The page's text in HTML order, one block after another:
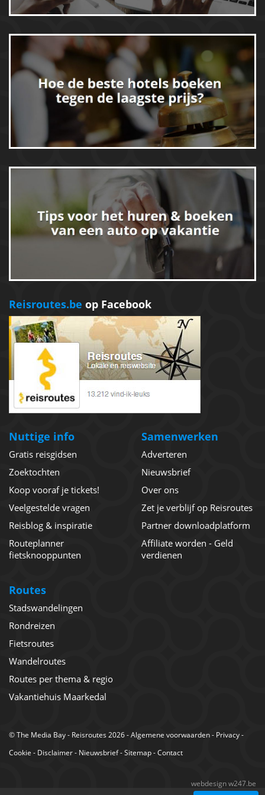
Reisroutes.be op Facebook
Nuttige info
Gratis reisgidsen
Zoektochten
Koop vooraf je tickets!
Veelgestelde vragen
Reisblog & inspiratie
Routeplanner
fietsknooppunten
Samenwerken
Adverteren
Nieuwsbrief
Over ons
Zet je verblijf op Reisroutes
Partner downloadplatform
Affiliate worden - Geld
verdienen
Routes
Stadswandelingen
Rondreizen
Fietsroutes
Wandelroutes
Routes per thema & regio
Vakantiehuis Maarkedal
©The Media Bay- Reisroutes 2026 -Algemene voorwaarden- Privacy-
Cookie - Disclaimer- Nieuwsbrief-Sitemap-Contact
webdesign w247.be